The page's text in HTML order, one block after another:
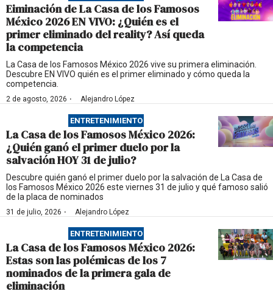
Eiminación de La Casa de los Famosos
México 2026 EN VIVO: ¿Quién es el
primer eliminado del reality? Así queda
la competencia
La Casa de los Famosos México 2026 vive su primera eliminación.
Descubre EN VIVO quién es el primer eliminado y cómo queda la
competencia.
2 de agosto, 2026 · Alejandro López
ENTRETENIMIENTO
La Casa de los Famosos México 2026:
¿Quién ganó el primer duelo por la
salvación HOY 31 de julio?
Descubre quién ganó el primer duelo por la salvación de La Casa de
los Famosos México 2026 este viernes 31 de julio y qué famoso salió
de la placa de nominados
31 de julio, 2026 · Alejandro López
ENTRETENIMIENTO
La Casa de los Famosos México 2026:
Estas son las polémicas de los 7
nominados de la primera gala de
eliminación